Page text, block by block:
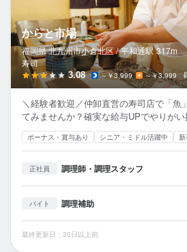
からと市場
福岡県 北九州市小倉北区 / 平和通駅 317m
寿司
3.08 ～￥3,999 ～￥3,999
＼経験者歓迎／仲卸直営の寿司店で「魚
てみませんか？確実な給与UPでやりが
ボーナス・賞与あり シニア・ミドル活躍中 新
正社員 調理師・調理スタッフ
バイト 調理補助
最終更新日：30日以上前